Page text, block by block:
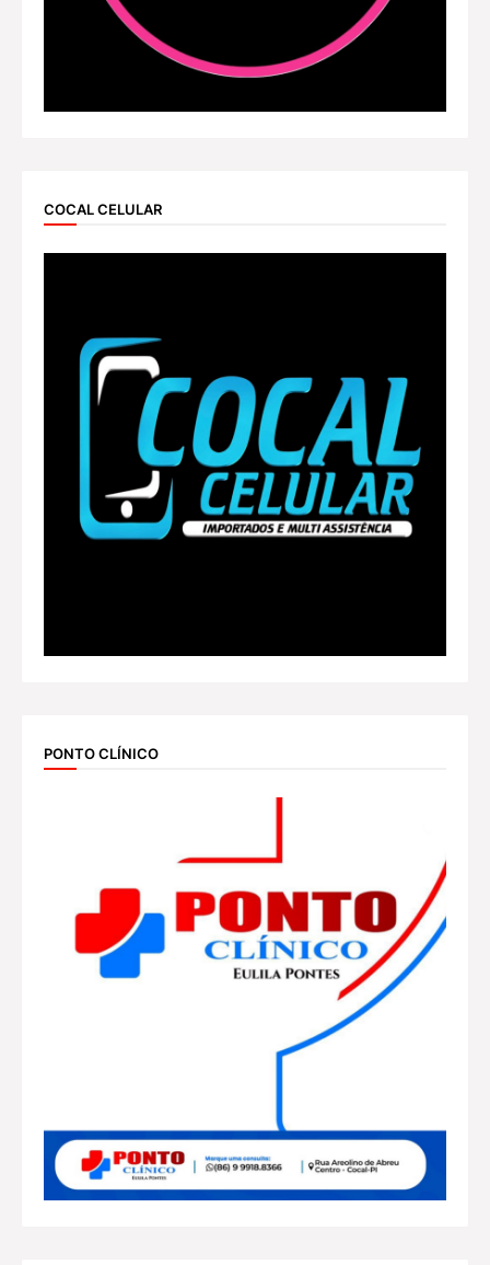
COCAL CELULAR
PONTO CLÍNICO